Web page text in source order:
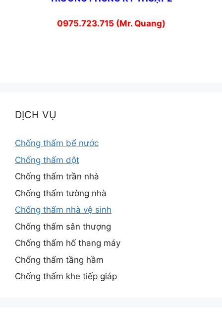
0975.723.715 (Mr. Quang)
DỊCH VỤ
Chống thấm bể nước
Chống thấm dột
Chống thấm trần nhà
Chống thấm tường nhà
Chống thấm nhà vệ sinh
Chống thấm sân thượng
Chống thấm hố thang máy
Chống thấm tầng hầm
Chống thấm khe tiếp giáp